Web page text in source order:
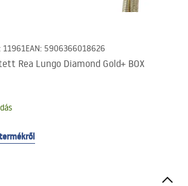
11961EAN: 5906366018626
Rea Lungo Diamond Gold+ BOX